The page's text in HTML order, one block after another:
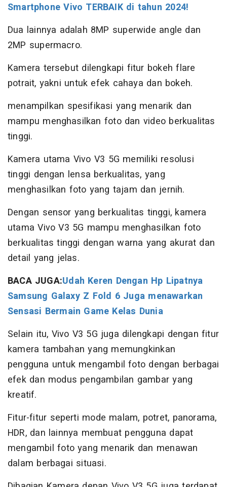
Smartphone Vivo TERBAIK di tahun 2024!
Dua lainnya adalah 8MP superwide angle dan
2MP supermacro.
Kamera tersebut dilengkapi fitur bokeh flare
potrait, yakni untuk efek cahaya dan bokeh.
menampilkan spesifikasi yang menarik dan
mampu menghasilkan foto dan video berkualitas
tinggi.
Kamera utama Vivo V3 5G memiliki resolusi
tinggi dengan lensa berkualitas, yang
menghasilkan foto yang tajam dan jernih.
Dengan sensor yang berkualitas tinggi, kamera
utama Vivo V3 5G mampu menghasilkan foto
berkualitas tinggi dengan warna yang akurat dan
detail yang jelas.
BACA JUGA:Udah Keren Dengan Hp Lipatnya
Samsung Galaxy Z Fold 6 Juga menawarkan
Sensasi Bermain Game Kelas Dunia
Selain itu, Vivo V3 5G juga dilengkapi dengan fitur
kamera tambahan yang memungkinkan
pengguna untuk mengambil foto dengan berbagai
efek dan modus pengambilan gambar yang
kreatif.
Fitur-fitur seperti mode malam, potret, panorama,
HDR, dan lainnya membuat pengguna dapat
mengambil foto yang menarik dan menawan
dalam berbagai situasi.